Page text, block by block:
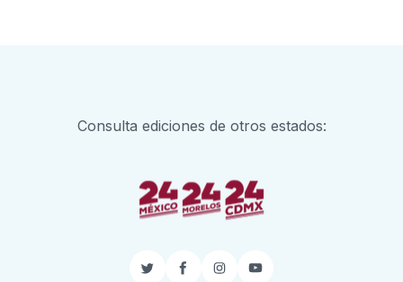
Consulta ediciones de otros estados:
TwitterFacebook
InstagramYouTube